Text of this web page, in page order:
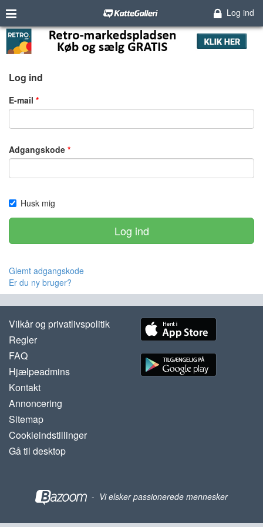
Log ind
Log ind
E-mail
Adgangskode
Husk mig
Log ind
Glemt adgangskode
Er du ny bruger?
Vilkår og privatlivspolitik
Regler
FAQ
Hjælpeadmins
Kontakt
Annoncering
Sitemap
Cookieindstillinger
Gå til desktop
- Vi elsker passionerede mennesker